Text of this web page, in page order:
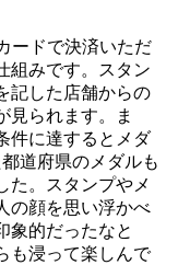
ードで決済いただ
組みです。スタン
記した店舗からの
見られます。ま
件に達するとメダ
道府県のメダルも
た。スタンプやメ
の顔を思い浮かべ
象的だったなと
も浸って楽しんで